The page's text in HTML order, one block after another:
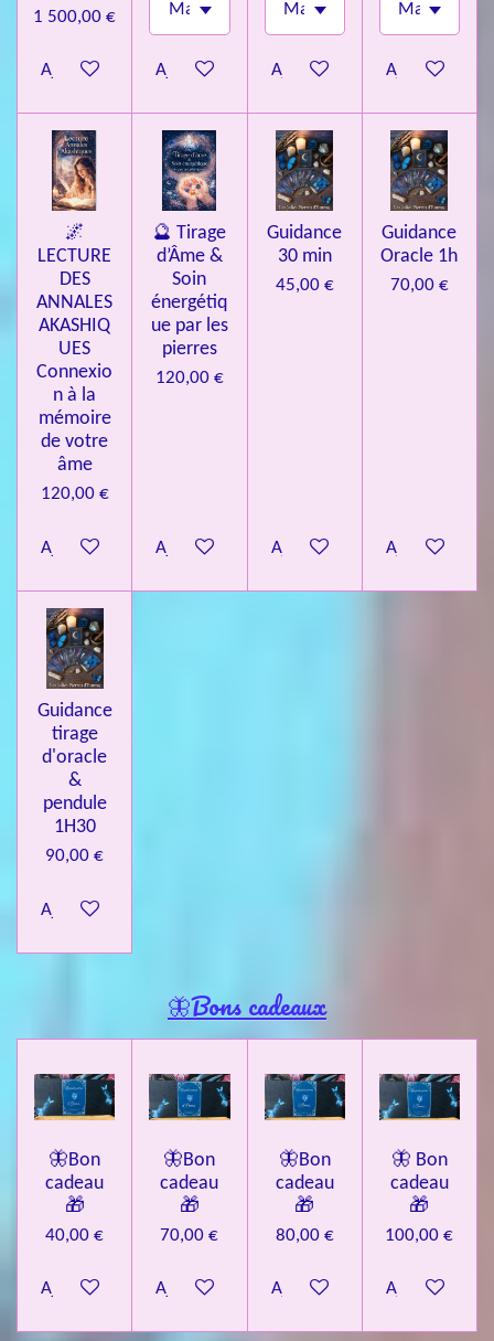
1 500,00 €
Ajouter au panierAjouter au panierAjouter au panierAjouter au
🌌
LECTURE
DES
ANNALES
AKASHIQ
UES
Connexio
n à la
mémoire
de votre
âme
120,00 €
Ajouter au panier
🔮 Tirage
d’Âme &
Soin
énergétiq
ue par les
pierres
120,00 €
Ajouter au panier
Guidance
30 min
45,00 €
Ajouter au panier
Guidance
Oracle 1h
70,00 €
Ajouter au
Guidance
tirage
d'oracle
&
pendule
1H30
90,00 €
Ajouter au panier
🦋Bons cadeaux
🦋Bon
cadeau
🎁
40,00 €
Ajouter au panier
🦋Bon
cadeau
🎁
70,00 €
Ajouter au panier
🦋Bon
cadeau
🎁
80,00 €
Ajouter au panier
🦋 Bon
cadeau
🎁
100,00 €
Ajouter au